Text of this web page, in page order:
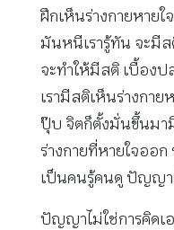
ฝึกเห็นร่างกายหายใ
มันหนีเรารู้ทัน จะมี
จะทำให้มีสติ เบื้อง
เรามีสติเห็นร่างกาย
ปุ๊บ จิตก็ตั้งมั่นขึ้นมา
ร่างกายที่หายใจออก
เป็นคนรู้คนดู ปัญญา
ปัญญาไม่ใช่การคิดเ